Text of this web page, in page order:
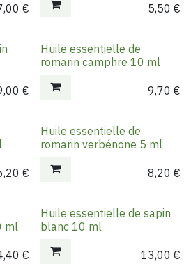
€ 5,50 €
€
Huile essentielle de
romarin camphre 10 ml
9,70 €
€
Huile essentielle de
romarin verbénone 5 ml
8,20 €
ml
€
Huile essentielle de sapin
blanc 10 ml
13,00 €